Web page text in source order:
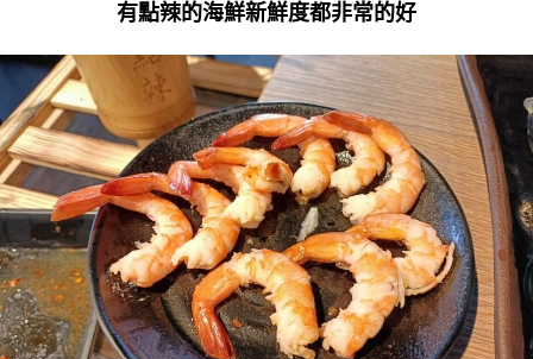
有點辣的海鮮新鮮度都非常的好